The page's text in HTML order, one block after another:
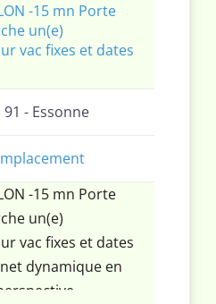
-15 mn Porte
un(e)
vac fixes et dates
91 - Essonne
-15 mn Porte
un(e)
vac fixes et dates
dynamique en